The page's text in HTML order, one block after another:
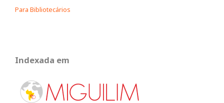
Para Bibliotecários
Indexada em